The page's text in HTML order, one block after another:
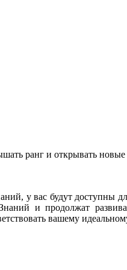
ранг и открывать
у вас будут доступны
и продолжат
вашему